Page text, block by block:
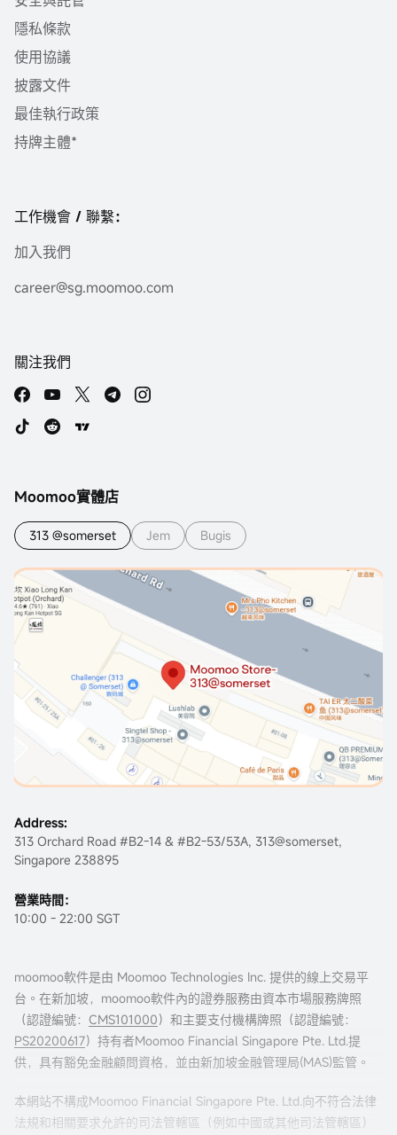
隱私條款
使用協議
披露文件
最佳執行政策
持牌主體*
工作機會 / 聯繫：
加入我們
career@sg.moomoo.com
關注我們
Moomoo實體店
313 @somerset Jem Bugis
Address:
313 Orchard Road #B2-14 & #B2-53/53A, 313@somerset,
Singapore 238895
營業時間：
10:00 - 22:00 SGT
moomoo軟件是由 Moomoo Technologies Inc. 提供的線上交易平
台。在新加坡，moomoo軟件內的證券服務由資本市場服務牌照
（認證編號： CMS101000）和主要支付機構牌照（認證編號：
PS20200617）持有者Moomoo Financial Singapore Pte. Ltd.提
供，具有豁免金融顧問資格，並由新加坡金融管理局(MAS)監管。
本網站不構成Moomoo Financial Singapore Pte. Ltd.向不符合法律
法規和相關要求允許的司法管轄區（例如中國或其他司法管轄區）